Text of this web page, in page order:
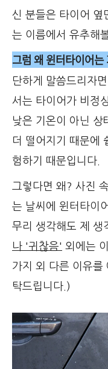
신 분들은 타이어
는 이름에서 유추해
그럼 왜 윈터타이어
단하게 말씀드리자
서는 타이어가 비정
낮은 기온이 아닌 상
더 떨어지기 때문에
험하기 때문입니다.
그렇다면 왜? 사진
는 날씨에 윈터타이
무리 생각해도 제 생
나 '귀찮음' 외에는
가지 외 다른 이유를
탁드립니다.)